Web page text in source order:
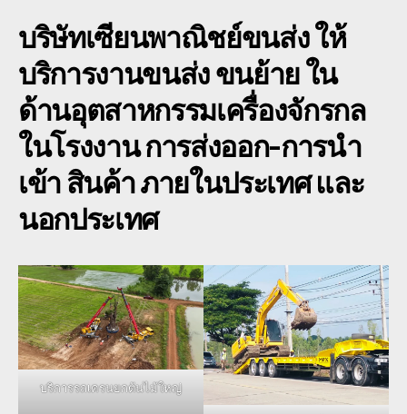
บริษัทเซียนพาณิชย์ขนส่งให้
บริการงานขนส่ง ขนย้าย ใน
ด้านอุตสาหกรรมเครื่องจักรกล
ในโรงงาน การส่งออก-การนำ
เข้า สินค้า ภายในประเทศ และ
นอกประเทศ
บริการรถเครนยกต้นไม้ใหญ่